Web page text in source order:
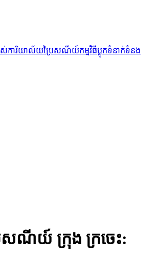
ស់ការិយាល័យប្រៃសណីយ៍កម្មវិធីប្លុកទំនាក់ទំនង
សណីយ៍ ក្រុង ក្រចេះ: